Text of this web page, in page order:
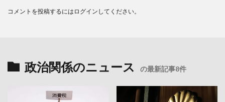
コメントを投稿するには ログイン してください。
政治関係のニュース の最新記事8件